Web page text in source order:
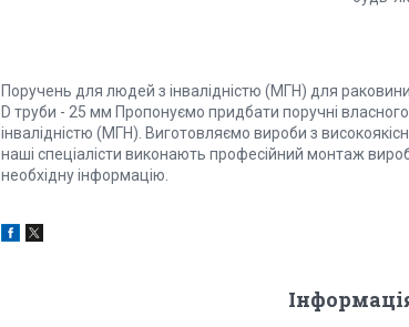
Поручень для людей з інвалідністю (МГН) для
D труби - 25 мм Пропонуємо придбати поручні
інвалідністю (МГН). Виготовляємо вироби з
наші спеціалісти виконають професійний монтаж
необхідну інформацію.